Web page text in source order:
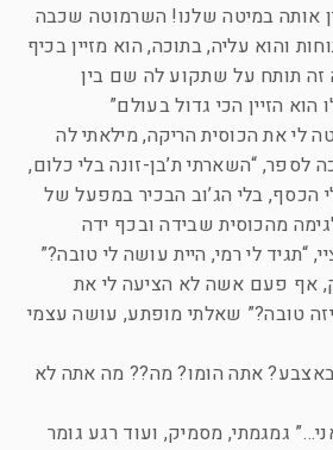
אותה במיטה שלנו! השרמוטה שכבה
והוא עליה, בתוכה, הוא מזיין בכיף
זה תותח על שתקוע לה שם בין
הוא הזיין הכי גדול בעולם”
לי את הכוסית הריקה, מילאתי לה
לספר, “השארתי ת’בן-זונה בלי כלום,
הכסף, בלי הג’וב הבכיר במפעל של
מהכוסית שבידה ובכף ידה
“תגיד לי רמי, היית עושה לי טובה?”
אף פעם אשה לא הציעה לי את
טובה?” שאלתי מופתע, עושה עצמי
באצבע? אתה הומו? מה?? מה אתה לא
גמגמתי, מסמיק, ועוד רגע גומר